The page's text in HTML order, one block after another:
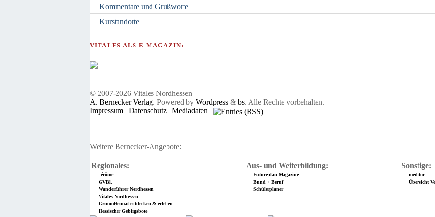
Kommentare und Grußworte
Kurstandorte
VITALES ALS E-MAGAZIN:
© 2007-2026 Vitales Nordhessen
A. Bernecker Verlag. Powered by Wordpress& bs. Alle Rechte vorbehalten.
Impressum| Datenschutz| Mediadaten
Weitere Bernecker-Angebote:
Regionales: Aus- und Weiterbildung: Sonstige:
Jérôme Futureplan Magazine
meditor
GVBl.
Bund + Beruf
Übersicht
Wanderführer Nordhessen
Schülerplaner
Vitales Nordhessen
GrimmHeimat entdecken & erleben
Hessischer Gebirgsbote